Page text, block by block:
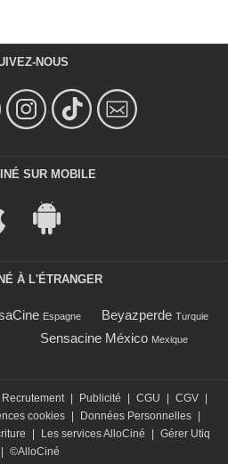
NOUS
SUR MOBILE
À L'ÉTRANGER
Espagne Beyazperde Turquie
Sensacine México Mexique
Recrutement | Publicité | CGU | CGV |
cookies | Données Personnelles |
| Les services AlloCiné | Gérer Utiq
| ©AlloCiné